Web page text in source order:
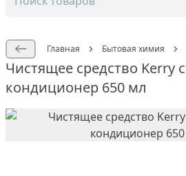
Главная Бытовая химия
Чистящее средство Kerry
кондиционер 650 мл